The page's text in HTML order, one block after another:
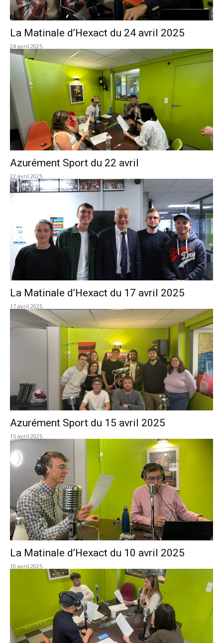
La Matinale d’Hexact du 24 avril 2025
24 avril 2025
Azurément Sport du 22 avril
22 avril 2025
La Matinale d’Hexact du 17 avril 2025
17 avril 2025
Azurément Sport du 15 avril 2025
15 avril 2025
La Matinale d’Hexact du 10 avril 2025
10 avril 2025